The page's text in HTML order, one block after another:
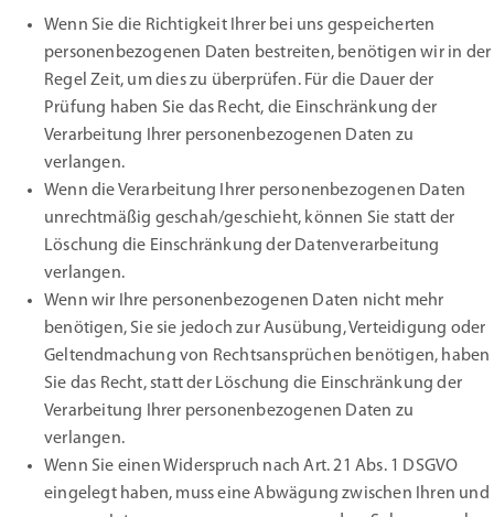
Wenn Sie die Richtigkeit Ihrer bei uns gespeicherten
personenbezogenen Daten bestreiten, benötigen wir in der
Regel Zeit, um dies zu überprüfen. Für die Dauer der
Prüfung haben Sie das Recht, die Einschränkung der
Verarbeitung Ihrer personenbezogenen Daten zu
verlangen.
Wenn die Verarbeitung Ihrer personenbezogenen Daten
unrechtmäßig geschah/geschieht, können Sie statt der
Löschung die Einschränkung der Datenverarbeitung
verlangen.
Wenn wir Ihre personenbezogenen Daten nicht mehr
benötigen, Sie sie jedoch zur Ausübung, Verteidigung oder
Geltendmachung von Rechtsansprüchen benötigen, haben
Sie das Recht, statt der Löschung die Einschränkung der
Verarbeitung Ihrer personenbezogenen Daten zu
verlangen.
Wenn Sie einen Widerspruch nach Art. 21 Abs. 1 DSGVO
eingelegt haben, muss eine Abwägung zwischen Ihren und